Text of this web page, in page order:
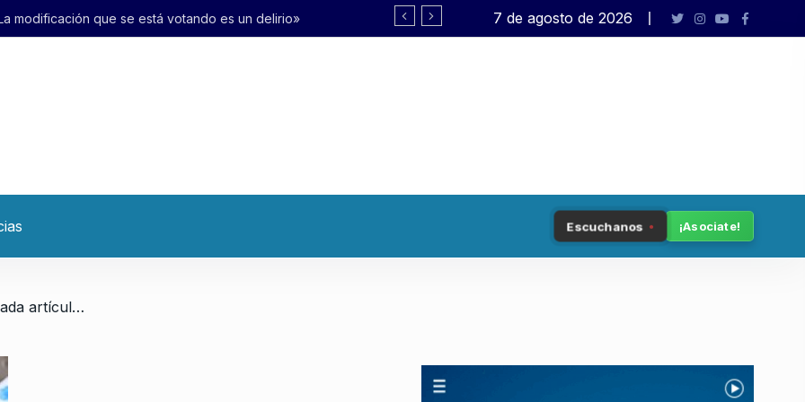
votando es un delirio» Pagano: «El presidente no está en
7 de agosto de 2026
Escuchanos ¡Asociate!
/ Tomás Lerner: «Atrás de cada artículo de los proyectos está el nombre y apellido de empresarios»